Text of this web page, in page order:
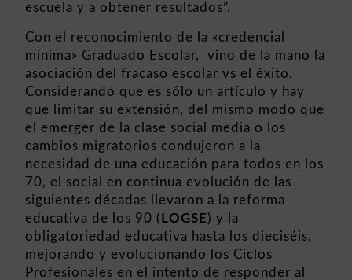
escuela y a obtener resultados”.
Con el reconocimiento de la «credencial
mínima» Graduado Escolar, vino de la mano la
asociación del fracaso escolar vs el éxito.
Considerando que es sólo un artículo y hay
que limitar su extensión, del mismo modo que
el emerger de la clase social media o los
cambios migratorios condujeron a la
necesidad de una educación para todos en los
70, el social en continua evolución de las
siguientes décadas llevaron a la reforma
educativa de los 90 ( LOGSE) y la
obligatoriedad educativa hasta los dieciséis,
mejorando y evolucionando los Ciclos
Profesionales en el intento de responder al